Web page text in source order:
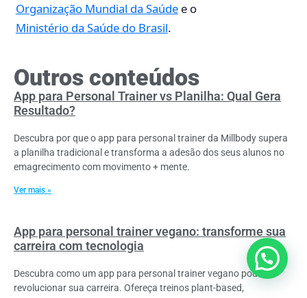
Organização Mundial da Saúdee o
Ministério da Saúde do Brasil.
Outros conteúdos
App para Personal Trainer vs Planilha: Qual Gera
Resultado?
Descubra por que o app para personal trainer da Millbody supera
a planilha tradicional e transforma a adesão dos seus alunos no
emagrecimento com movimento + mente.
Ver mais »
App para personal trainer vegano: transforme sua
carreira com tecnologia
Descubra como um app para personal trainer vegano pode
revolucionar sua carreira. Ofereça treinos plant-based,